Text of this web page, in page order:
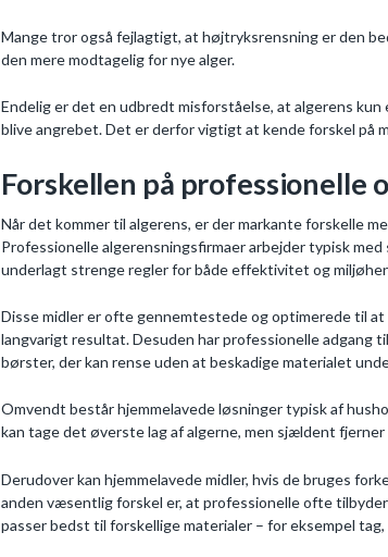
Mange tror også fejlagtigt, at højtryksrensning er den
den mere modtagelig for nye alger.
Endelig er det en udbredt misforståelse, at algerens
blive angrebet. Det er derfor vigtigt at kende forskel på
Forskellen på professionelle
Når det kommer til algerens, er der markante forskelle
Professionelle algerensningsfirmaer arbejder typisk
underlagt strenge regler for både effektivitet og
Disse midler er ofte gennemtestede og optimerede til
langvarigt resultat. Desuden har professionelle adgang
børster, der kan rense uden at beskadige materialet
Omvendt består hjemmelavede løsninger typisk af
kan tage det øverste lag af algerne, men sjældent
Derudover kan hjemmelavede midler, hvis de bruges
anden væsentlig forskel er, at professionelle ofte
passer bedst til forskellige materialer – for eksempel